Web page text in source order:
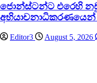
ජොන්ස්ටන්ට එරෙහි
Editor3 August 5, 2026